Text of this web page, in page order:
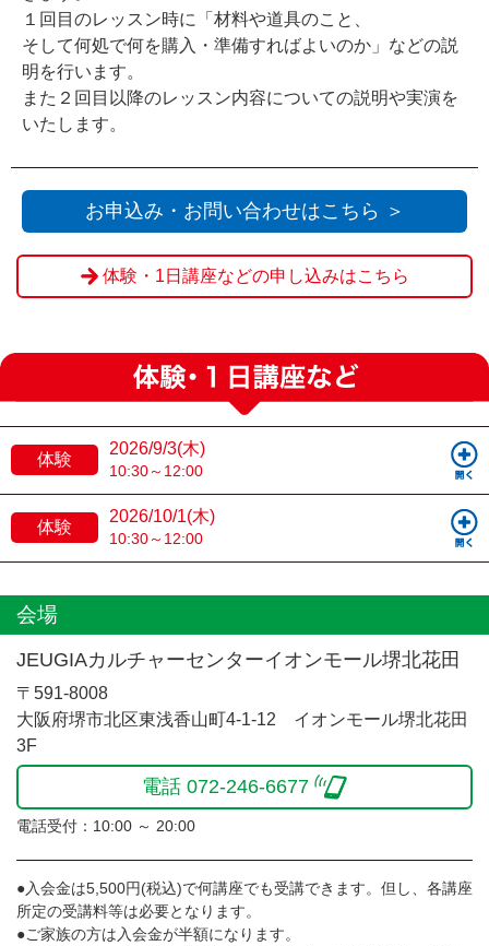
１回目のレッスン時に「材料や道具のこと、
そして何処で何を購入・準備すればよいのか」などの説
明を行います。
また２回目以降のレッスン内容についての説明や実演を
いたします。
お申込み・お問い合わせはこちら ＞
体験・1日講座などの申し込みはこちら
体験
2026/9/3(木)
10:30～12:00
体験
2026/10/1(木)
10:30～12:00
会場
JEUGIAカルチャーセンターイオンモール堺北花田
〒591-8008
大阪府堺市北区東浅香山町4-1-12 イオンモール堺北花田
3F
電話 072-246-6677
電話受付：10:00 ～ 20:00
●入会金は5,500円(税込)で何講座でも受講できます。但し、各講座
所定の受講料等は必要となります。
●ご家族の方は入会金が半額になります。